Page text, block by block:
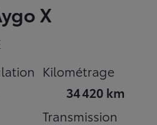
X
Kilométrage
34 420 km
Transmission